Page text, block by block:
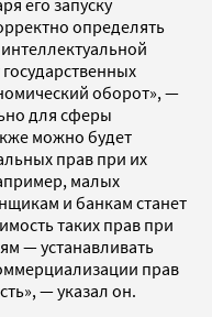
определять
оборот», —
для сферы
можно будет
прав при их
малых
и банкам станет
таких прав при
— устанавливать
прав
— указал он.